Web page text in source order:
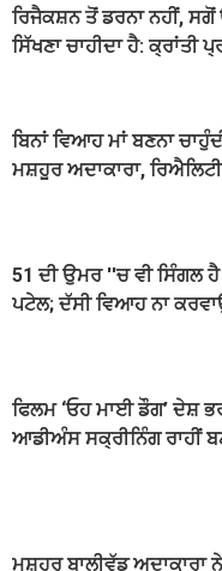
ਰਿਜੈਕਸ਼ਨ ਤੋਂ ਡਰਨਾ ਨਹੀਂ,
ਸਿੱਖਣਾ ਚਾਹੀਦਾ ਹੈ: ਕ੍ਰਾਂਤੀ
ਬਿਨਾਂ ਵਿਆਹ ਮਾਂ ਬਣਨਾ
ਮਸ਼ਹੂਰ ਅਦਾਕਾਰਾ,
51 ਦੀ ਉਮਰ ''ਚ ਵੀ ਸਿੰਗਲ
ਪਟੇਲ; ਦੱਸੀ ਵਿਆਹ ਨਾ
ਫਿਲਮ ‘ਓਹ ਮਾਈ ਡੌਗ’ ਦੇਸ਼
ਆਡੀਅੰਸ ਸਕ੍ਰੀਨਿੰਗ ਰਾਹੀਂ
ਮਸ਼ਹੂਰ ਬਾਲੀਵੁੱਡ ਅਦਾਕਾਰਾ